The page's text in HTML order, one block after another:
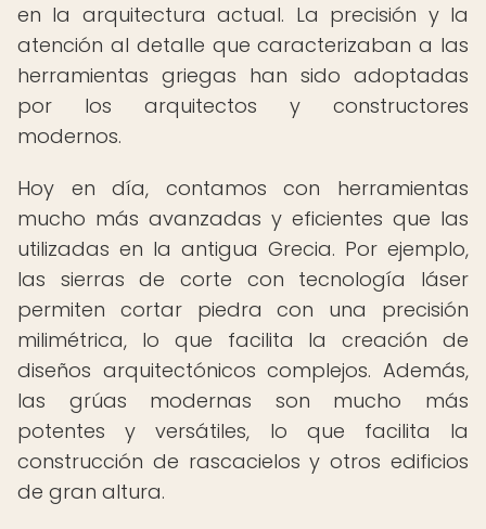
en la arquitectura actual. La precisión y la
atención al detalle que caracterizaban a las
herramientas griegas han sido adoptadas
por los arquitectos y constructores
modernos.
Hoy en día, contamos con herramientas
mucho más avanzadas y eficientes que las
utilizadas en la antigua Grecia. Por ejemplo,
las sierras de corte con tecnología láser
permiten cortar piedra con una precisión
milimétrica, lo que facilita la creación de
diseños arquitectónicos complejos. Además,
las grúas modernas son mucho más
potentes y versátiles, lo que facilita la
construcción de rascacielos y otros edificios
de gran altura.